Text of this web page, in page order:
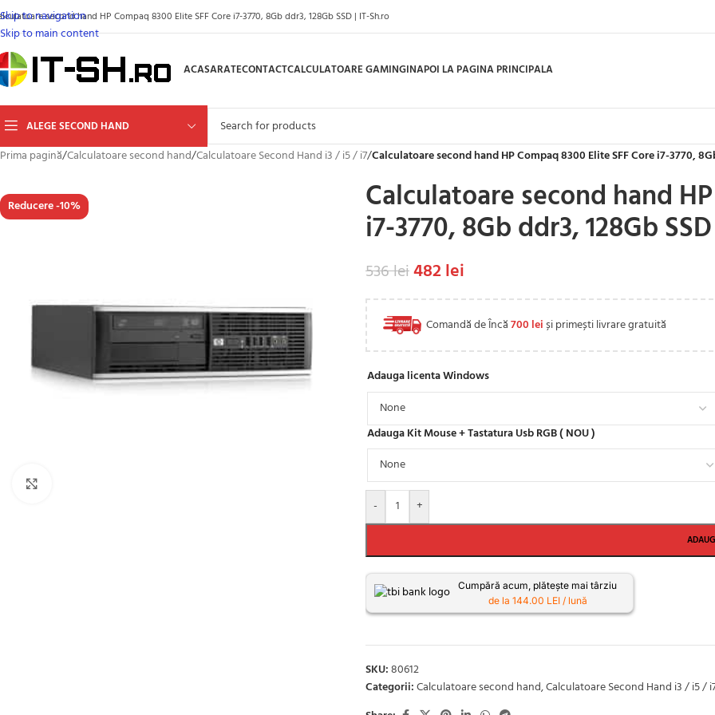
Skip to navigation
Skip to main content
second hand HP Compaq 8300 Elite SFF Core i7-3770, 8Gb ddr3, 128Gb SSD | IT-Sh.ro
ACASARATECONTACTCALCULATOARE GAMINGINAPOI LA PAGINA PRINCIPALA
ALEGE SECOND HAND
Prima pagină/Calculatoare second hand/Calculatoare Second Hand i3 / i5 / i7/Calculatoare second hand HP Compaq 8300 Elite SFF Core i7-3770,
Reducere -10% Calculatoare second hand
i7-3770, 8Gb ddr3, 128Gb SSD
536lei482lei
Comandă de Încă700 leiși primești livrare gratuită
Adauga licenta Windows
Adauga Kit Mouse + Tastatura Usb RGB ( NOU )
- +
Cumpără acum, plătește mai târziu
de la 144.00 LEI / lună
SKU:80612
Categorii:Calculatoare second hand,Calculatoare Second Hand i3 / i5 /